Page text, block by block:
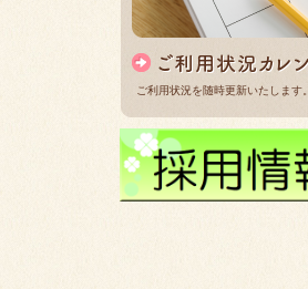
ご利用状況を随時更新いたします。